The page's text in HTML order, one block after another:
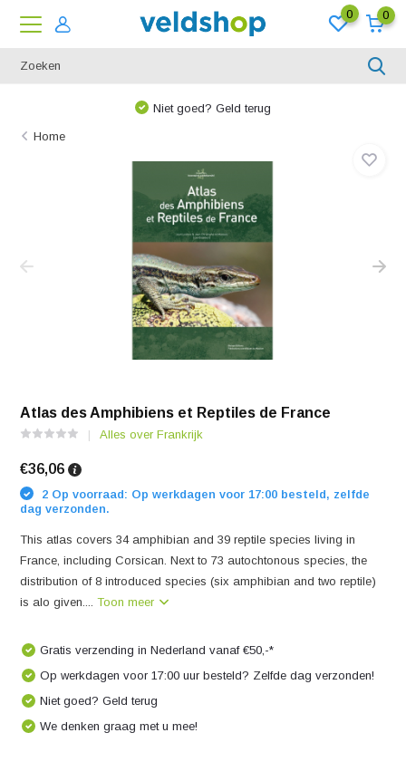
0 0
Niet goed? Geld terug
Home
Atlas des Amphibiens et Reptiles de France
Alles over Frankrijk
€36,06
2 Op voorraad: Op werkdagen voor 17:00 besteld, zelfde
dag verzonden.
This atlas covers 34 amphibian and 39 reptile species living in
France, including Corsican. Next to 73 autochtonous species, the
distribution of 8 introduced species (six amphibian and two reptile)
is alo given....Toon meer
Gratis verzending in Nederland vanaf €50,-*
Op werkdagen voor 17:00 uur besteld? Zelfde dag verzonden!
Niet goed? Geld terug
We denken graag met u mee!